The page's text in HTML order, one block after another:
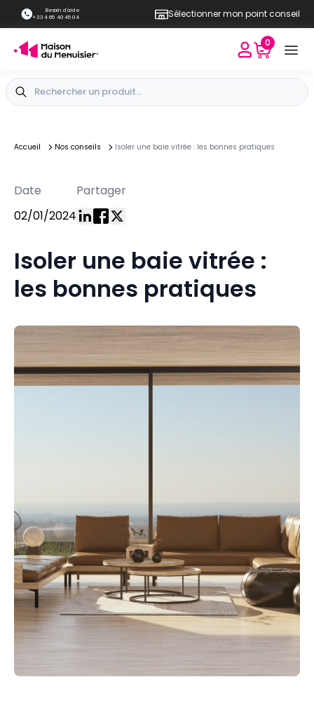
Besoin d'aide
+33 4 65 40 45 04
Sélectionner mon point conseil
0
Accueil Nos conseils Isoler une baie vitrée : les bonnes pratiques
Date
02/01/2024
Partager
Isoler une baie vitrée :
les bonnes pratiques